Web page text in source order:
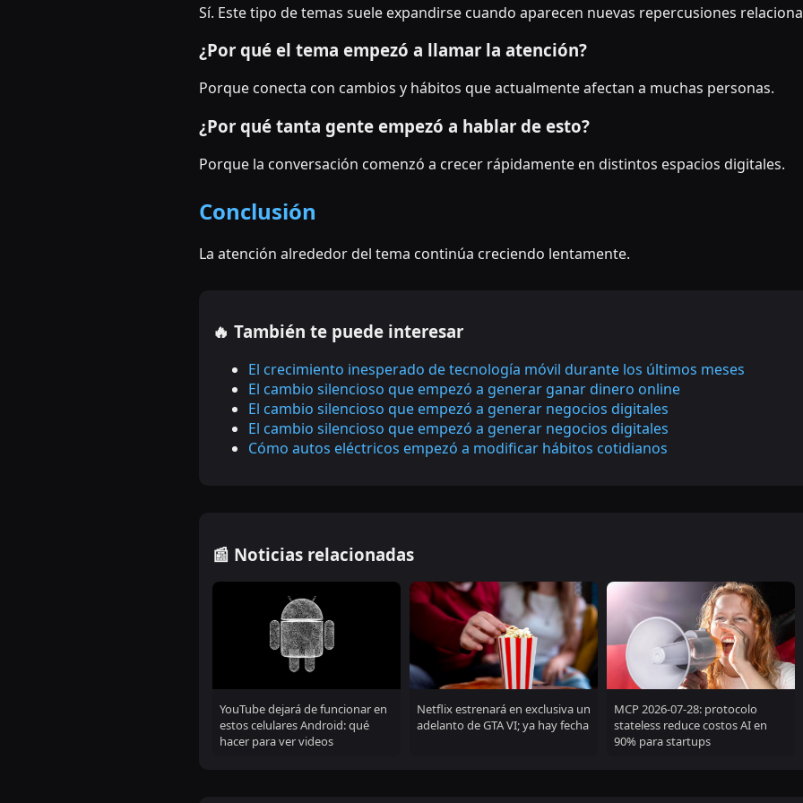
Sí. Este tipo de temas suele expandirse cuando aparecen nuevas repercusiones
¿Por qué el tema empezó a llamar la atención?
Porque conecta con cambios y hábitos que actualmente afectan a muchas personas.
¿Por qué tanta gente empezó a hablar de esto?
Porque la conversación comenzó a crecer rápidamente en distintos espacios digitales.
Conclusión
La atención alrededor del tema continúa creciendo lentamente.
🔥 También te puede interesar
El crecimiento inesperado de tecnología móvil durante los últimos meses
El cambio silencioso que empezó a generar ganar dinero online
El cambio silencioso que empezó a generar negocios digitales
El cambio silencioso que empezó a generar negocios digitales
Cómo autos eléctricos empezó a modificar hábitos cotidianos
📰 Noticias relacionadas
YouTube dejará de funcionar en
estos celulares Android: qué
hacer para ver videos
Netflix estrenará en exclusiva un
adelanto de GTA VI; ya hay fecha
MCP 2026-07-28: protocolo
stateless reduce costos AI en
90% para startups